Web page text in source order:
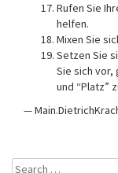
Rufen Sie
helfen.
Mixen Sie
Setzen Sie
Sie sich vor,
und “Platz”
—
Search